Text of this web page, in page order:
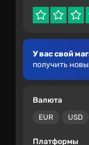
У вас свой
получить
Валюта
EUR USD
Платформы